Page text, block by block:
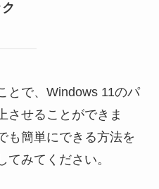
とで、Windows 11のパ
させることができま
も簡単にできる方法を
みてください。